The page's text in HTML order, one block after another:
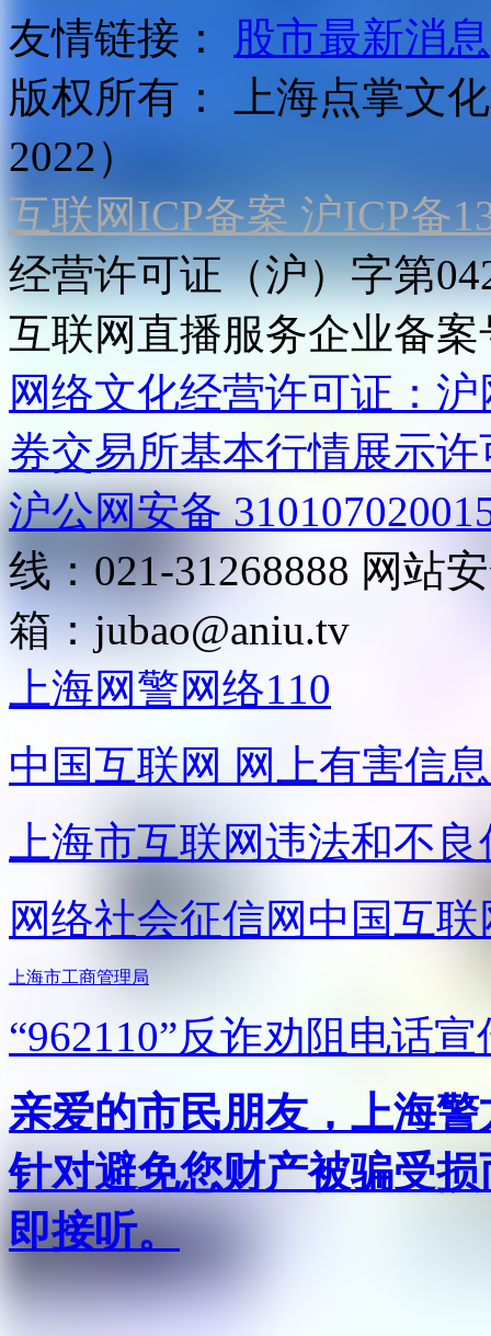
友情链接：
股市最新消息
版权所有：
上海点掌文
2022）
互联网ICP备案 沪ICP备
经营许可证（沪）字第
互联网直播服务企业备案
网络文化经营许可证：
券交易所基本行情展示许
沪公网安备
线：021-31268888 网站
箱：jubao@aniu.tv
上海网警网络110
中国互联网 网上有害信
上海市互联网违法和不
网络社会征信网 中国互
上海市工商管理局
“962110”反诈劝阻电话宣
亲爱的市民朋友，上海
针对避免您财产被骗受
即接听。